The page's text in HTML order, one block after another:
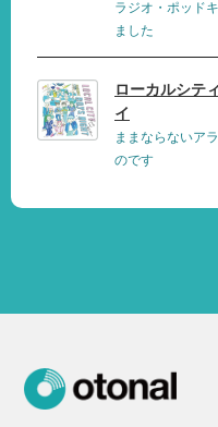
ラジオ・ポッド
ました
ローカルシテ
イ
ままならないア
のです